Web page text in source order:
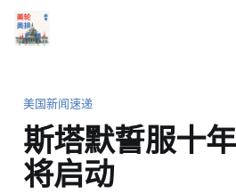
美国新闻速递
斯塔默誓服十
将启动